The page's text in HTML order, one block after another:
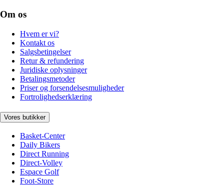
Om os
Hvem er vi?
Kontakt os
Salgsbetingelser
Retur & refundering
Juridiske oplysninger
Betalingsmetoder
Priser og forsendelsesmuligheder
Fortrolighedserklæring
Vores butikker
Basket-Center
Daily Bikers
Direct Running
Direct-Volley
Espace Golf
Foot-Store